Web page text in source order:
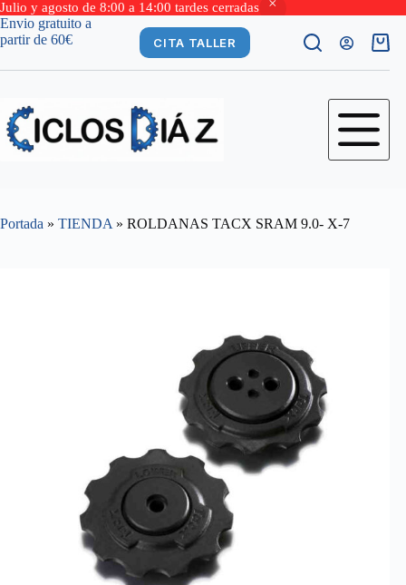
Julio y agosto de 8:00 a 14:00 tardes cerradas
Saltar
al
Envio gratuito a
partir de 60€
CITA TALLER
Carro
Portada » TIENDA » ROLDANAS TACX SRAM 9.0- X-7